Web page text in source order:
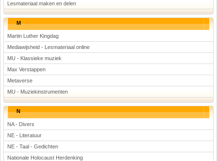
Lesmateriaal maken en delen
M
Martin Luther Kingdag
Mediawijsheid - Lesmateriaal online
MU - Klassieke muziek
Max Verstappen
Metaverse
MU - Muziekinstrumenten
N
NA - Divers
NE - Literatuur
NE - Taal - Gedichten
Nationale Holocaust Herdenking